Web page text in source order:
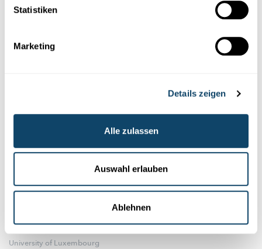
Statistiken
Marketing
Details zeigen
Alle zulassen
Auswahl erlauben
Ablehnen
DEUTSCH IN LUXEMBURG SCHULEN
Erst-, Zweit- oder doch Fremdsprache?
Schüler mit Deutsch konfrontiert. Erstsprache ist es deshalb
abe...
University of Luxembourg